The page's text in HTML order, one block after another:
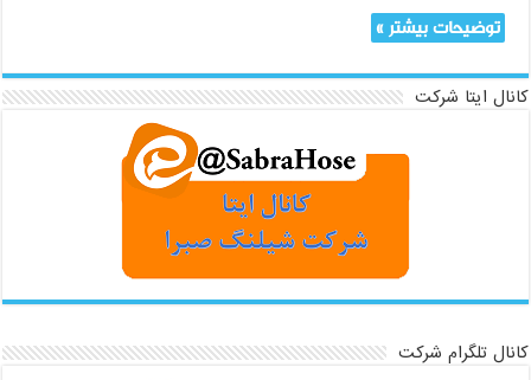
توضیحات بیشتر »
کانال ایتا شرکت
کانال تلگرام شرکت